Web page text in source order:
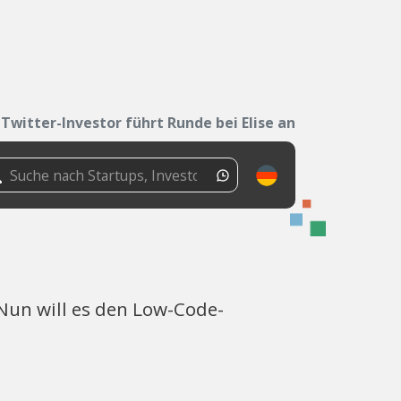
Twitter-Investor führt Runde bei Elise an
will es den Low-Code-